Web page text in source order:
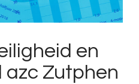
en
azc Zutphen